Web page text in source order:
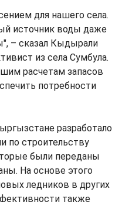
для нашего села.
источник воды даже
– сказал Кыдырали
из села Сумбула.
расчетам запасов
потребности
разработало
по строительству
были переданы
На основе этого
ледников в других
также